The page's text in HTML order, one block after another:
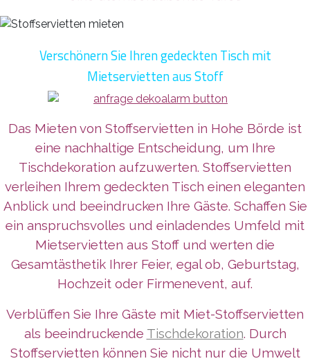
Verschönern Sie Ihren gedeckten Tisch mit
Mietservietten aus Stoff
Das Mieten von Stoffservietten in Hohe Börde ist
eine nachhaltige Entscheidung, um Ihre
Tischdekoration aufzuwerten. Stoffservietten
verleihen Ihrem gedeckten Tisch einen eleganten
Anblick und beeindrucken Ihre Gäste. Schaffen Sie
ein anspruchsvolles und einladendes Umfeld mit
Mietservietten aus Stoff und werten die
Gesamtästhetik Ihrer Feier, egal ob, Geburtstag,
Hochzeit oder Firmenevent, auf.
Verblüffen Sie Ihre Gäste mit Miet-Stoffservietten
als beeindruckende Tischdekoration. Durch
Stoffservietten können Sie nicht nur die Umwelt